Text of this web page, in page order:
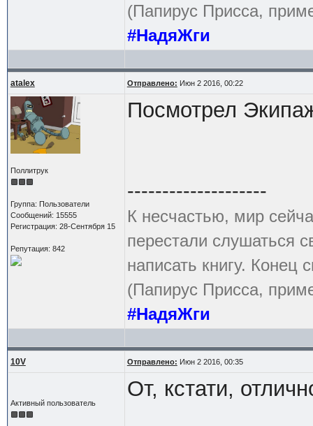
(Папирус Присса,
#НадяЖги
atalex Отправлено: Июн 2 2016, 00:22
Поллитрук
Группа: Пользователи
Сообщений: 15555
Регистрация: 28-Сентября 15
Репутация: 842
Посмотрел
--------------------
К несчастью, мир
перестали слушаться
написать книгу. Конец
(Папирус Присса,
#НадяЖги
10V Отправлено: Июн 2 2016, 00:35
Активный пользователь
От, кстати,